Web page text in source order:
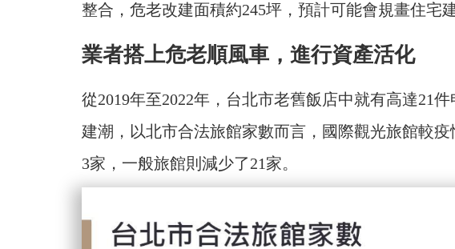
整合，危老改建面積約245坪，預計可能會規畫住宅
業者搭上危老順風車，進行資產活化
從2019年至2022年，台北市老舊飯店中就有高達21
建潮，以北市合法旅館家數而言，國際觀光旅館較
3家，一般旅館則減少了21家。